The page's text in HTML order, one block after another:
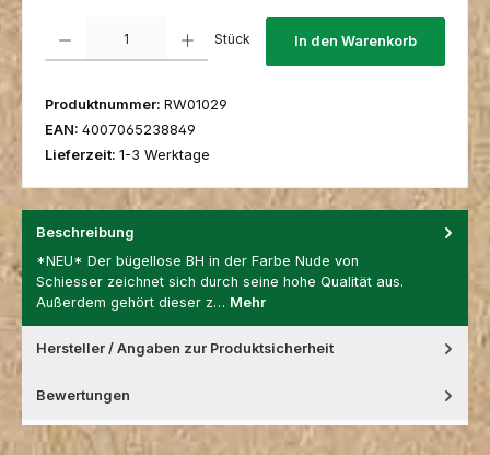
Stück In den Warenkorb
Produktnummer: RW01029
EAN: 4007065238849
Lieferzeit: 1-3 Werktage
Beschreibung
*NEU* Der bügellose BH in der Farbe Nude von
Schiesser zeichnet sich durch seine hohe Qualität aus.
Außerdem gehört dieser z… Mehr
Hersteller / Angaben zur Produktsicherheit
Bewertungen